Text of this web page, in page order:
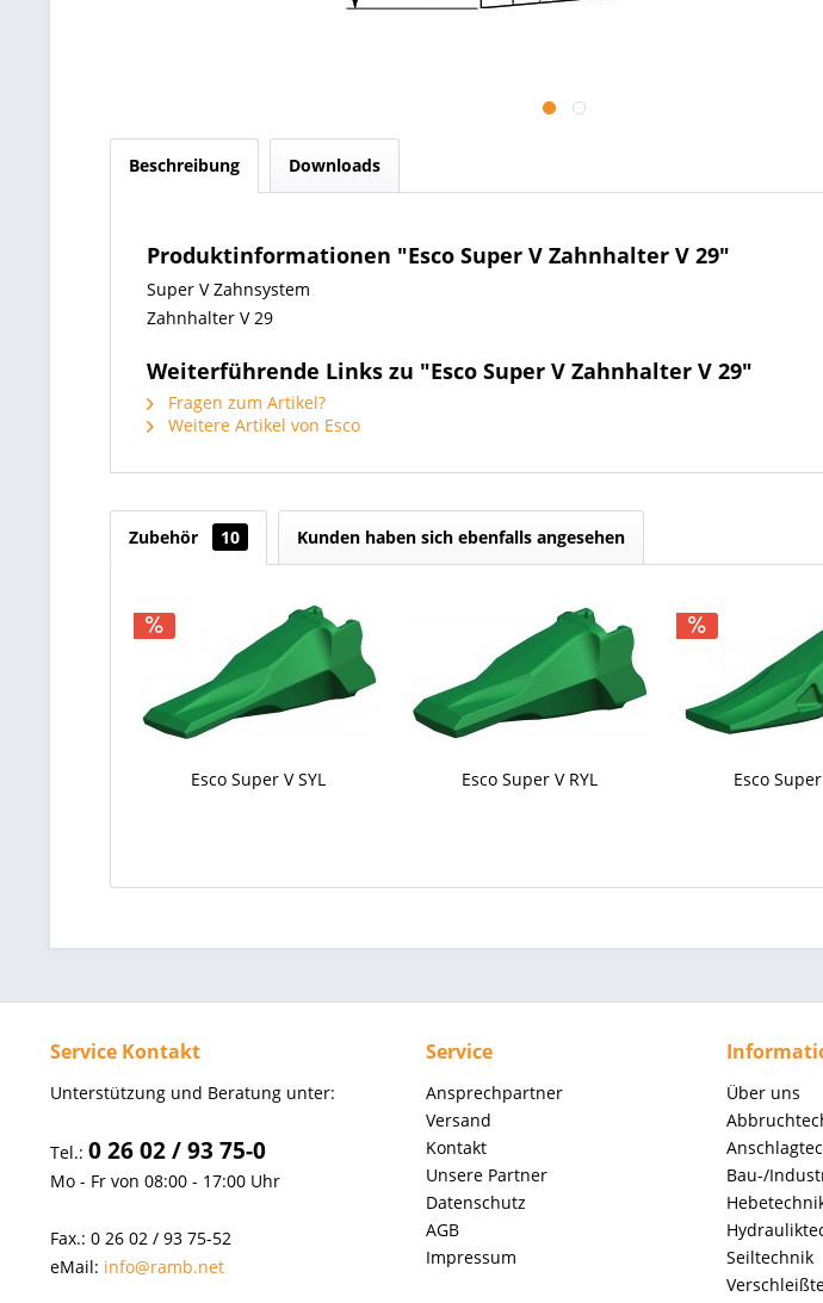
Beschreibung Downloads
Produktinformationen "Esco Super V Zahnhalter V 29"
Super V Zahnsystem
Zahnhalter V 29
Weiterführende Links zu "Esco Super V Zahnhalter V 29"
Fragen zum Artikel?
Weitere Artikel von Esco
Zubehör 10 Kunden haben sich ebenfalls angesehen
Esco Super V SYL Esco Super V RYL Esco
Service Kontakt
Unterstützung und Beratung unter:
Tel.: 0 26 02 / 93 75-0
Mo - Fr von 08:00 - 17:00 Uhr
Fax.: 0 26 02 / 93 75-52
eMail: info@ramb.net
Service
Ansprechpartner
Versand
Kontakt
Unsere Partner
Datenschutz
AGB
Impressum
Über uns
Bau-/
Seiltechnik